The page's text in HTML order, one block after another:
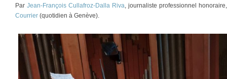
Par Jean-François Cullafroz-Dalla Riva, journaliste professionnel
Courrier (quotidien à Genève).